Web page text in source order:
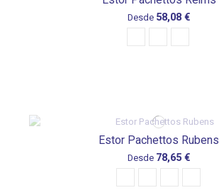
Desde 58,08 €
Estor Pachettos Rubens
Desde 78,65 €